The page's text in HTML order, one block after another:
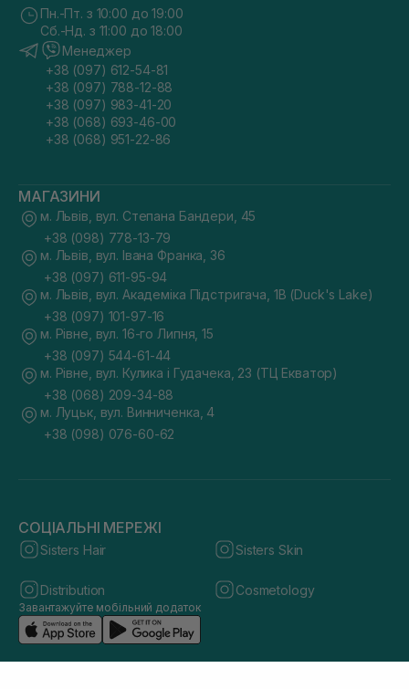
Пн.-Пт. з 10:00 до 19:00
Сб.-Нд. з 11:00 до 18:00
Менеджер
+38 (097) 612-54-81
+38 (097) 788-12-88
+38 (097) 983-41-20
+38 (068) 693-46-00
+38 (068) 951-22-86
МАГАЗИНИ
м. Львів, вул. Степана Бандери, 45
+38 (098) 778-13-79
м. Львів, вул. Івана Франка, 36
+38 (097) 611-95-94
м. Львів, вул. Академіка Підстригача, 1В (Duck's Lake)
+38 (097) 101-97-16
м. Рівне, вул. 16-го Липня, 15
+38 (097) 544-61-44
м. Рівне, вул. Кулика і Гудачека, 23 (ТЦ Екватор)
+38 (068) 209-34-88
м. Луцьк, вул. Винниченка, 4
+38 (098) 076-60-62
СОЦІАЛЬНІ МЕРЕЖІ
Sisters Hair Sisters Skin
Distribution Cosmetology
Завантажуйте мобільний додаток